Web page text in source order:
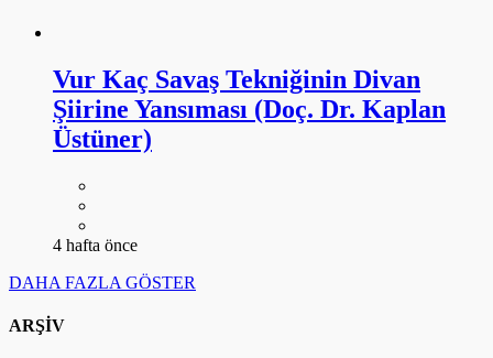
Vur Kaç Savaş Tekniğinin Divan
Şiirine Yansıması (Doç. Dr. Kaplan
Üstüner)
4 hafta önce
DAHA FAZLA GÖSTER
ARŞİV